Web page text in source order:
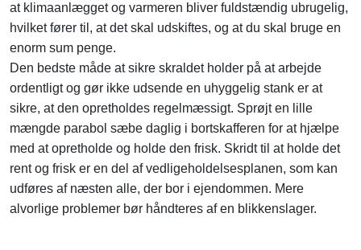
at klimaanlægget og varmeren bliver fuldstændig ubrugelig,
hvilket fører til, at det skal udskiftes, og at du skal bruge en
enorm sum penge.
Den bedste måde at sikre skraldet holder på at arbejde
ordentligt og gør ikke udsende en uhyggelig stank er at
sikre, at den opretholdes regelmæssigt. Sprøjt en lille
mængde parabol sæbe daglig i bortskafferen for at hjælpe
med at opretholde og holde den frisk. Skridt til at holde det
rent og frisk er en del af vedligeholdelsesplanen, som kan
udføres af næsten alle, der bor i ejendommen. Mere
alvorlige problemer bør håndteres af en blikkenslager.